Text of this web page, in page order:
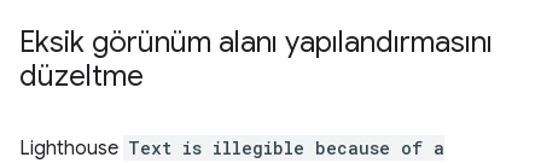
Eksik görünüm alanı yapılandırmasını
düzeltme
Lighthouse Text is illegible because of a